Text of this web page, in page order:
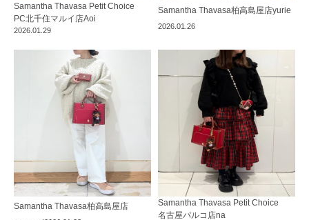
2026.01.29
Samantha Thavasa Petit Choice
PC北千住マルイ店Aoi
2026.01.26
Samantha Thavasa柏高島屋店yurie
Samantha Thavasa柏高島屋店
Samantha Thavasa Petit Choice
名古屋パルコ店na